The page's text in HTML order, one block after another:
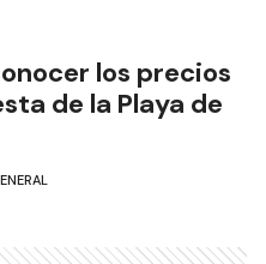
los precios
de la Playa de